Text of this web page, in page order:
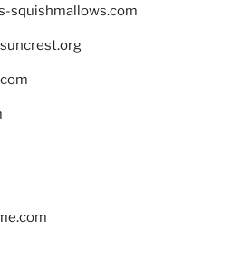
squishmallows.com